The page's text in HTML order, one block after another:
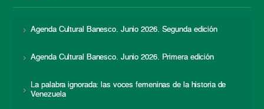
Agenda Cultural Banesco. Junio 2026. Segunda edición
Agenda Cultural Banesco. Junio 2026. Primera edición
La palabra ignorada: las voces femeninas de la historia de
Venezuela